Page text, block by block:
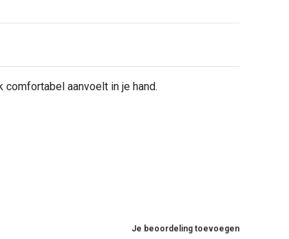
aanvoelt in je hand.
Je beoordeling toevoegen